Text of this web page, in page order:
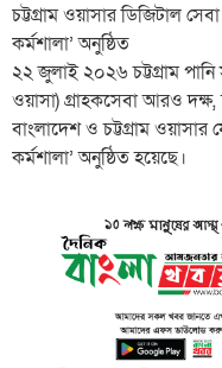
চট্টগ্রাম ওয়াসার ডিজিটাল
কর্মশালা’ অনুষ্ঠিত
২২ জুলাই ২০২৬ চট্টগ্রাম পানি
ওয়াসা) গ্রাহকসেবা আরও
বাংলাদেশ ও চট্টগ্রাম
কর্মশালা’ অনুষ্ঠিত হয়েছে।